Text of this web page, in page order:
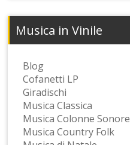
Musica in Vinile
Blog
Cofanetti LP
Giradischi
Musica Classica
Musica Colonne Sonore
Musica Country Folk